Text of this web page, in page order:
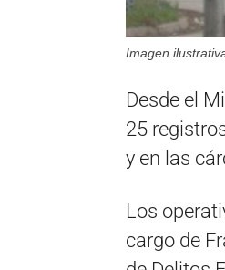
Imagen
Desde el
25
y en las
Los
cargo de